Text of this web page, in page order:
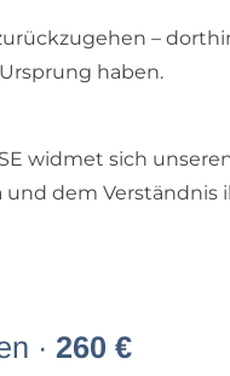
–
haben.
widmet sich
und dem Verständnis
· 260 €